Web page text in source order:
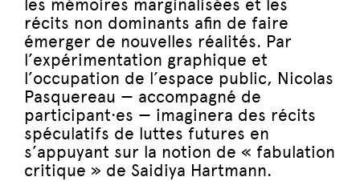
les mémoires marginalisées et les
récits non dominants afin de faire
émerger de nouvelles réalités. Par
l’expérimentation graphique et
l’occupation de l’espace public, Nicolas
Pasquereau — accompagné de
participant·es — imaginera des récits
spéculatifs de luttes futures en
s’appuyant sur la notion de « fabulation
critique » de Saidiya Hartmann.